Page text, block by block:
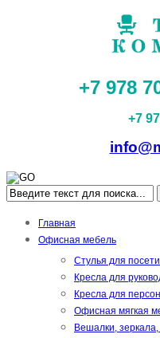
+7 978
+7
Главная
Офисная мебель
Стулья для
Кресла для
Кресла для
Офисная мягкая
Вешалки,